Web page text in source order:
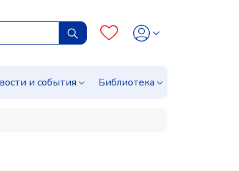
и события Библиотека